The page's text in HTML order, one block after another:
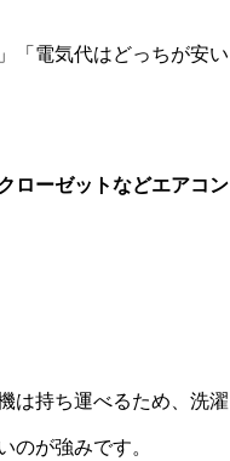
「電気代はどっちが安い
ローゼットなどエアコン
は持ち運べるため、洗濯
のが強みです。